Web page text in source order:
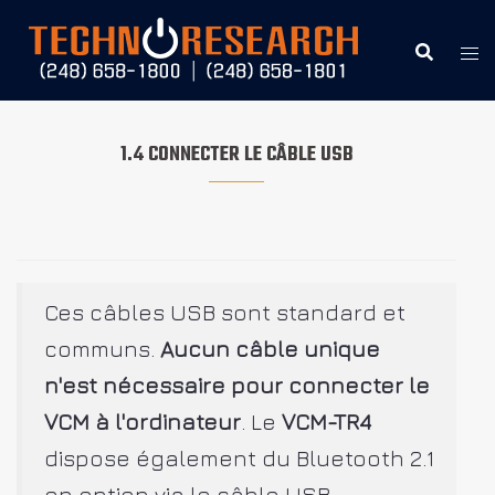
contenu
1.4 CONNECTER LE CÂBLE USB
Ces câbles USB sont standard et
communs. Aucun câble unique
n'est nécessaire pour connecter le
VCM à l'ordinateur . Le VCM-TR4
dispose également du Bluetooth 2.1